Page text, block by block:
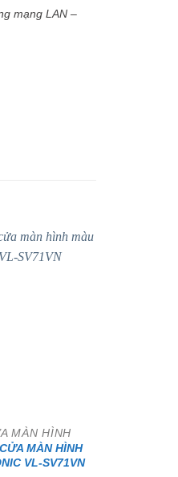
mạng LAN –
MÀN HÌNH
MÀN HÌNH
VL-SV71VN